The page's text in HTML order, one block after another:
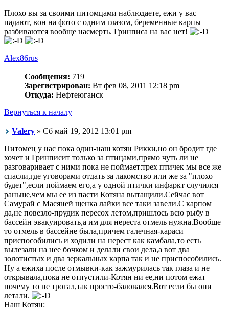
Плохо вы за своими питомцами наблюдаете, ежи у вас
падают, вон на фото с одним глазом, беременные карпы
разбиваются вообще насмерть. Гринписа на вас нет!
Alex86rus
Сообщения: 719
Зарегистрирован: Вт фев 08, 2011 12:18 pm
Откуда: Нефтеюганск
Вернуться к началу
Valery » Сб май 19, 2012 13:01 pm
Питомец у нас пока один-наш котян Рикки,но он бродит где
хочет и Гринписит только за птицами,прямо чуть ли не
разговаривает с ними пока не поймает:трех птичек мы все же
спасли,где уговорами отдать за лакомство или же за "плохо
будет",если поймаем его,а у одной птички инфаркт случился
раньше,чем мы ее из пасти Котяна вытащили.Сейчас вот
Самурай с Масяней щенка лайки все таки завели.С карпом
да,не повезло-прудик пересох летом,пришлось всю рыбу в
бассейн эвакуировать,а им для нереста отмель нужна.Вообще
то отмель в бассейне была,причем галечная-караси
приспособились и ходили на нерест как камбала,то есть
вылезали на нее бочком и делали свои дела,а вот два
золотистых и два зеркальных карпа так и не приспособились.
Ну а ежиха после отмывки-как зажмурилась так глаза и не
открывала,пока не отпустили-Котян ни ее,ни потом ежат
почему то не трогал,так просто-баловался.Вот если бы они
летали.
Наш Котян: